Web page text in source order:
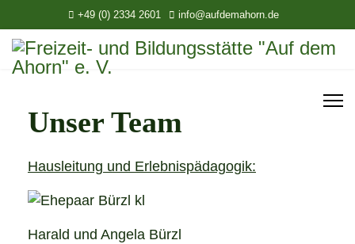
+49 (0) 2334 2601 info@aufdemahorn.de
Unser Team
Hausleitung und Erlebnispädagogik:
Harald und Angela Bürzl